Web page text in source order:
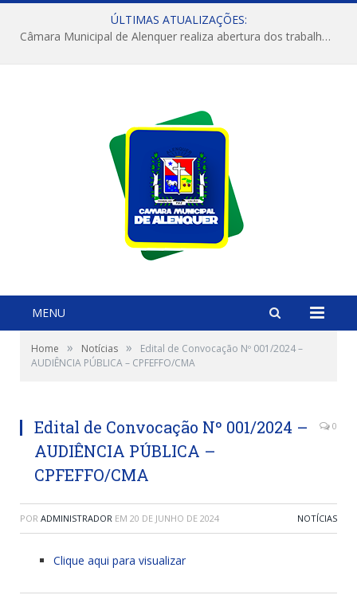
ÚLTIMAS ATUALIZAÇÕES:
Câmara Municipal de Alenquer realiza abertura dos trabalhos do 4º Período Legislativo
MENU
Home » Notícias »
Edital de Convocação Nº 001/2024 –
AUDIÊNCIA PÚBLICA – CPFEFFO/CMA
Edital de Convocação Nº 001/2024 –
AUDIÊNCIA PÚBLICA –
CPFEFFO/CMA
0
POR ADMINISTRADOR EM 20 DE JUNHO DE 2024 NOTÍCIAS
Clique aqui para visualizar